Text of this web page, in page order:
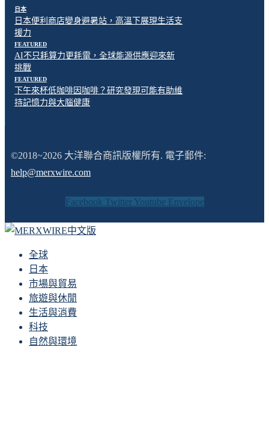
日本
日本便利商店變身避暑站，高溫下展現生活支
援力
FEATURED
AI不只耗算力更耗電，全球能源供應迎來新
挑戰
FEATURED
下午來杯低咖啡因咖啡？研究發現可能有助維
持記憶力與大腦健康
©2018~2026 大洋聯合商訊版權所有. 電子郵件:
help@merxwire.com
Facebook Twitter Youtube Envelope
全球
日本
市場與貿易
旅遊與休閒
生活與消費
科技
自然與環境